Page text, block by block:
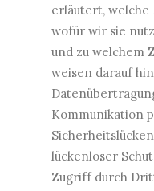
erläutert,
wofür wir sie
und zu welchem
weisen darauf
Kommunikation
lückenloser
Zugriff durch